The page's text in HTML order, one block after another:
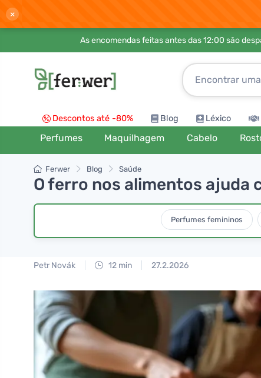
×
As encomendas feitas antes das 12:00 são
Descontos até -80% Blog Léxico
Perfumes Maquilhagem Cabelo
Ferwer Blog Saúde
O ferro nos alimentos ajuda
Perfumes femininos
Petr Novák 12 min 27.2.2026